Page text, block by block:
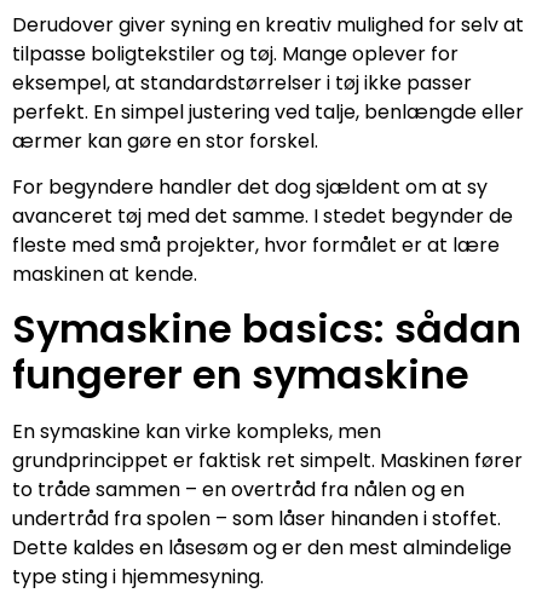
Derudover giver syning en kreativ mulighed for selv at
tilpasse boligtekstiler og tøj. Mange oplever for
eksempel, at standardstørrelser i tøj ikke passer
perfekt. En simpel justering ved talje, benlængde eller
ærmer kan gøre en stor forskel.
For begyndere handler det dog sjældent om at sy
avanceret tøj med det samme. I stedet begynder de
fleste med små projekter, hvor formålet er at lære
maskinen at kende.
Symaskine basics: sådan
fungerer en symaskine
En symaskine kan virke kompleks, men
grundprincippet er faktisk ret simpelt. Maskinen fører
to tråde sammen – en overtråd fra nålen og en
undertråd fra spolen – som låser hinanden i stoffet.
Dette kaldes en låsesøm og er den mest almindelige
type sting i hjemmesyning.